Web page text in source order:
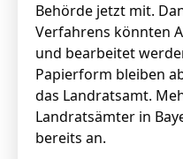
Behörde jetzt mit.
Verfahrens könnten
und bearbeitet
Papierform bleiben
das Landratsamt.
Landratsämter in
bereits an.